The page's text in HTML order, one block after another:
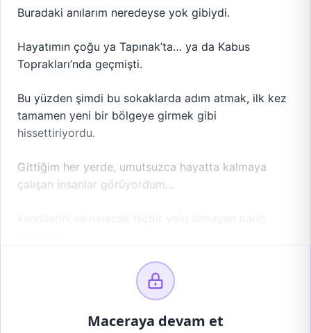
Buradaki anılarım neredeyse yok gibiydi.
Hayatımın çoğu ya Tapınak’ta… ya da Kabus
Toprakları’nda geçmişti.
Bu yüzden şimdi bu sokaklarda adım atmak, ilk kez
tamamen yeni bir bölgeye girmek gibi
hissettiriyordu.
Gittiğim her yerde, umutsuzca hayatta kalmaya
çalışan insanlar görüyordum…
Maceraya devam et